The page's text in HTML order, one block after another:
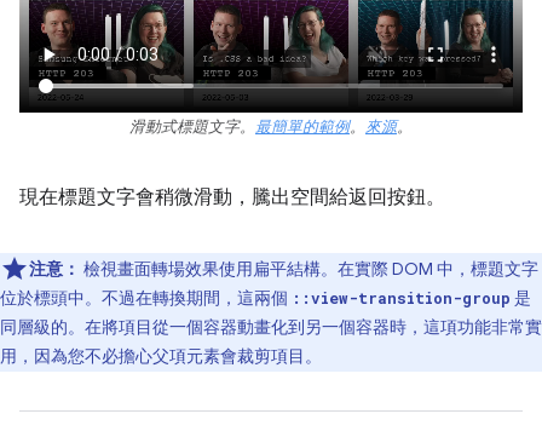
滑動式標題文字。 最簡單的範例。 來源。
現在標題文字會稍微滑動，騰出空間給返回按鈕。
注意： 檢視畫面轉場效果使用扁平結構。在實際 DOM 中，標題文字
位於標頭中。不過在轉換期間，這兩個 ::view-transition-group 是
同層級的。在將項目從一個容器動畫化到另一個容器時，這項功能非常實
用，因為您不必擔心父項元素會裁剪項目。